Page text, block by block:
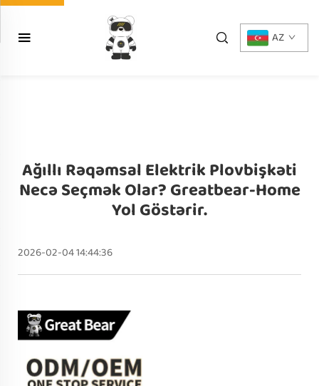
AZ
Ağıllı Rəqəmsal Elektrik Plovbişkəti
Necə Seçmək Olar? Greatbear-Home
Yol Göstərir.
2026-02-04 14:44:36